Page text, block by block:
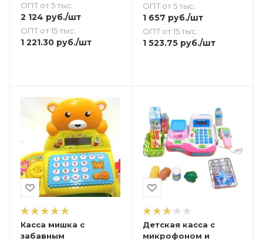
ОПТ от 5 тыс.
2 124 руб./шт
ОПТ от 15 тыс.
1 221.30 руб./шт
ОПТ от 5 тыс.
1 657 руб./шт
ОПТ от 15 тыс.
1 523.75руб./шт
Касса мишка с
забавным
Детская касса с
микрофоном и